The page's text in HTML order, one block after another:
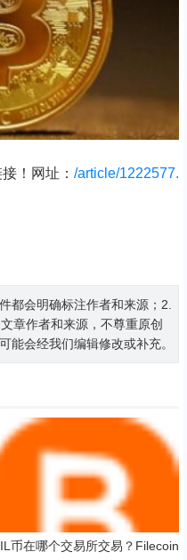
！网址： /article/1222577.
都会明确标注作者和来源；2.
章作者和来源，不尊重原创
能会经我们编辑修改或补充。
币在哪个交易所交易？Filecoin